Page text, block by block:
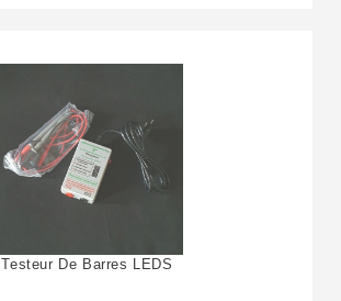
Testeur De Barres LEDS